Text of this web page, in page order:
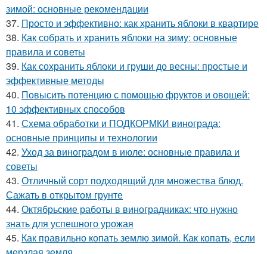
зимой: основные рекомендации
37. Просто и эффективно: как хранить яблоки в квартире
38. Как собрать и хранить яблоки на зиму: основные
правила и советы
39. Как сохранить яблоки и груши до весны: простые и
эффективные методы
40. Повысить потенцию с помощью фруктов и овощей:
10 эффективных способов
41. Схема обработки и ПОДКОРМКИ винограда:
основные принципы и технологии
42. Уход за виноградом в июле: основные правила и
советы
43. Отличный сорт подходящий для множества блюд.
Сажать в открытом грунте
44. Октябрьские работы в виноградниках: что нужно
знать для успешного урожая
45. Как правильно копать землю зимой. Как копать, если